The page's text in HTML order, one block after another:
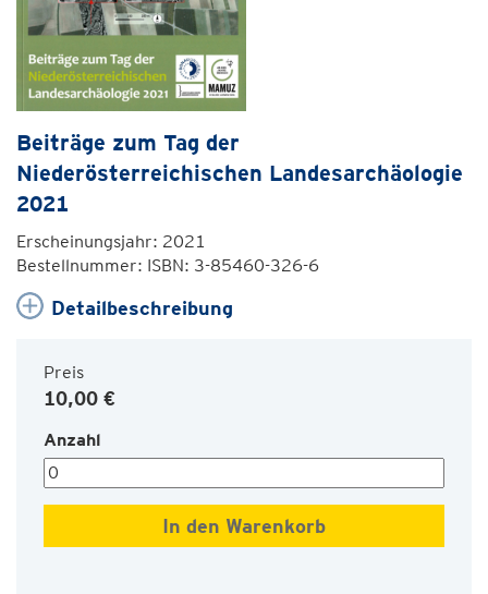
Beiträge zum Tag der
Niederösterreichischen Landesarchäologie
2021
Erscheinungsjahr: 2021
Bestellnummer: ISBN: 3-85460-326-6
Detailbeschreibung
Preis
10,00 €
Anzahl